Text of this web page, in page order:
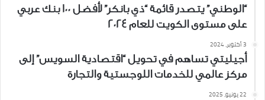
“الوطني” يتصدر قائمة “ذي بانكر” لأفضل 100 بنك عربي
على مستوى الكويت للعام 2024
3 أكتوبر، 2024
أجيليتي تساهم في تحويل “اقتصادية السويس” إلى
مركز عالمي للخدمات اللوجستية والتجارة
22 يونيو، 2025